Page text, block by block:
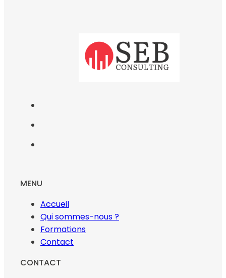
MENU
Accueil
Qui sommes-nous ?
Formations
Contact
CONTACT